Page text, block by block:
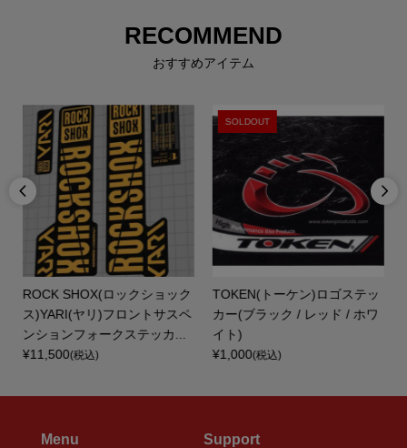
RECOMMEND
おすすめアイテム

ROCK SHOX(ロックショック
ス)YARI(ヤリ)フロントサスペ
ンションフォークステッカ...
¥11,500(税込)
SOLDOUT
TOKEN(トーケン)ロゴステッ
カー(ブラック / レッド / ホワ
イト)
¥1,000(税込)

Menu Support